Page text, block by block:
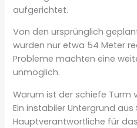
aufgerichtet.
Von den ursprünglich
wurden nur etwa 54 Meter
Probleme machten eine
unmöglich.
Warum ist der schiefe Turm
Ein instabiler Untergrund
Hauptverantwortliche für